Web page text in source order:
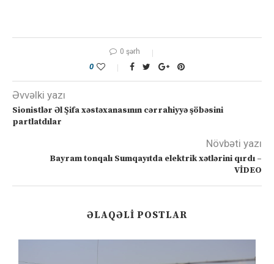
0 şərh
0
Əvvəlki yazı
Sionistlər Əl Şifa xəstəxanasının cərrahiyyə şöbəsini
partlatdılar
Növbəti yazı
Bayram tonqalı Sumqayıtda elektrik xətlərini qırdı –
VİDEO
ƏLAQƏLI POSTLAR